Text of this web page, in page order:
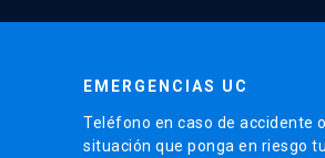
EMERGENCIAS UC
Teléfono en caso de accidente o
situación que ponga en riesgo